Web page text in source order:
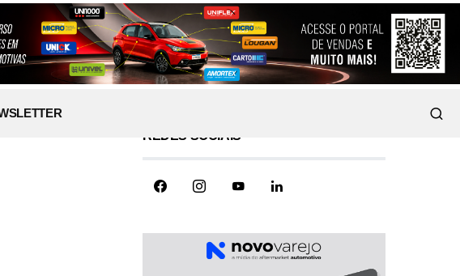
REDES SOCIAIS